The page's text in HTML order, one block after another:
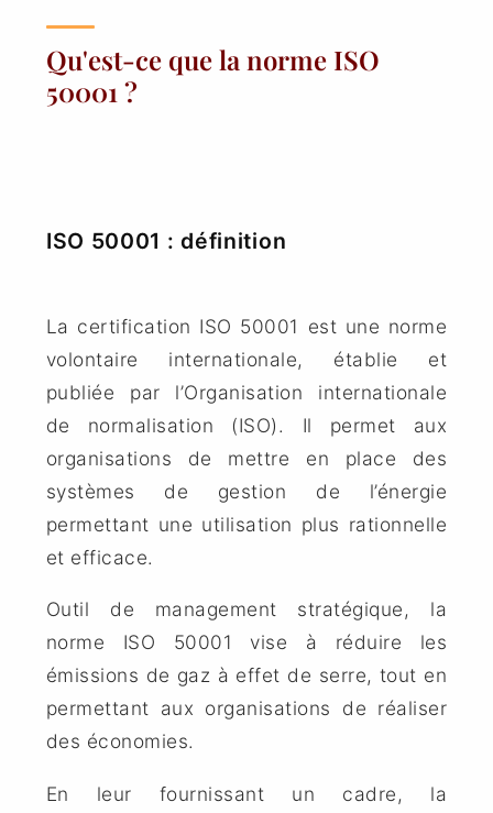
Qu'est-ce que la norme ISO
50001 ?
ISO 50001 : définition
La certification ISO 50001 est une norme
volontaire internationale, établie et
publiée par l’Organisation internationale
de normalisation (ISO). Il permet aux
organisations de mettre en place des
systèmes de gestion de l’énergie
permettant une utilisation plus rationnelle
et efficace.
Outil de management stratégique, la
norme ISO 50001 vise à réduire les
émissions de gaz à effet de serre, tout en
permettant aux organisations de réaliser
des économies.
En leur fournissant un cadre, la